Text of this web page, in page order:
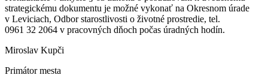
strategickému dokumentu je možné vykonať na Okresnom úrade
v Leviciach, Odbor starostlivosti o životné prostredie, tel.
0961 32 2064 v pracovných dňoch počas úradných hodín.
Miroslav Kupči
Primátor mesta